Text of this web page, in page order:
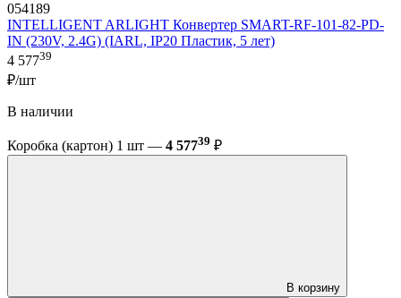
054189
INTELLIGENT ARLIGHT Конвертер SMART-RF-101-82-PD-
IN (230V, 2.4G) (IARL, IP20 Пластик, 5 лет)
4 57739
₽/шт
В наличии
Коробка (картон) 1 шт — 4 57739 ₽
В корзину